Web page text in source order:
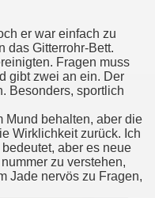
er war einfach zu
das Gitterrohr-Bett.
Fragen muss
gibt zwei an ein. Der
Besonders, sportlich
Mund behalten, aber die
Wirklichkeit zurück. Ich
aber es neue
zu verstehen,
Jade nervös zu Fragen,
Lese Sex Historie,